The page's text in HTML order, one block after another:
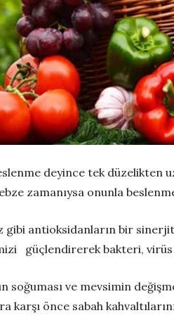
deyince tek düzelikten
zamanıysa onunla
gibi antioksidanların bir
güçlendirerek bakteri, virüs
soğuması ve mevsimin
karşı önce sabah